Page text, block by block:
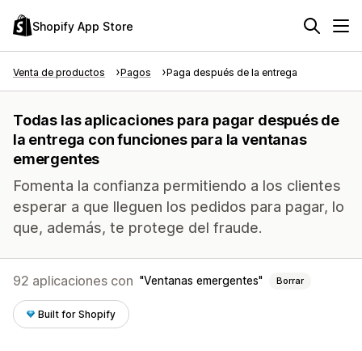
Shopify App Store
Venta de productos Pagos Paga después de la entrega
Todas las aplicaciones para pagar después de
la entrega con funciones para la ventanas
emergentes
Fomenta la confianza permitiendo a los clientes
esperar a que lleguen los pedidos para pagar, lo
que, además, te protege del fraude.
92 aplicaciones con Ventanas emergentes Borrar
Built for Shopify